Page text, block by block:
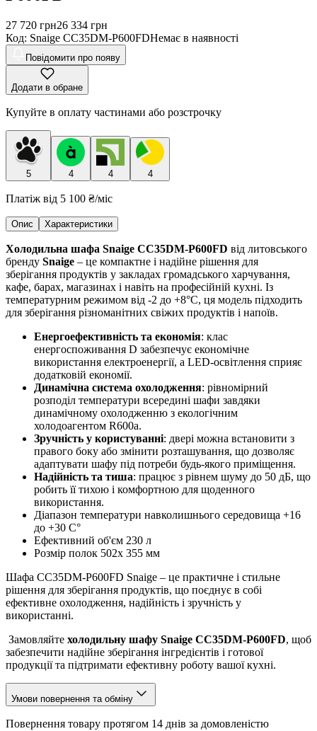
27 720 грн26 334 грн
Код: Snaige CC35DM-P600FDНемає в наявності
Повідомити про появу
Додати в обране
Купуйте в оплату частинами або розстрочку
5 4 4 4
Платіж від 5 100 ₴/міс
Опис Характеристики
Холодильна шафа Snaige CC35DM-P600FD від литовського
бренду Snaige – це компактне і надійне рішення для
зберігання продуктів у закладах громадського харчування,
кафе, барах, магазинах і навіть на професійній кухні. Із
температурним режимом від -2 до +8°C, ця модель підходить
для зберігання різноманітних свіжих продуктів і напоїв.
Енергоефективність та економія: клас
енергоспоживання D забезпечує економічне
використання електроенергії, а LED-освітлення сприяє
додатковій економії.
Динамічна система охолодження: рівномірний
розподіл температури всередині шафи завдяки
динамічному охолодженню з екологічним
холодоагентом R600a.
Зручність у користуванні: двері можна встановити з
правого боку або змінити розташування, що дозволяє
адаптувати шафу під потреби будь-якого приміщення.
Надійність та тиша: працює з рівнем шуму до 50 дБ, що
робить її тихою і комфортною для щоденного
використання.
Діапазон температури навколишнього середовища +16
до +30 С°
Ефективний об'єм 230 л
Розмір полок 502x 355 мм
Шафа CC35DM-P600FD Snaige – це практичне і стильне
рішення для зберігання продуктів, що поєднує в собі
ефективне охолодження, надійність і зручність у
використанні.
Замовляйте холодильну шафу Snaige CC35DM-P600FD, щоб
забезпечити надійне зберігання інгредієнтів і готової
продукції та підтримати ефективну роботу вашої кухні.
Умови повернення та обміну
Повернення товару протягом 14 днів за домовленістю